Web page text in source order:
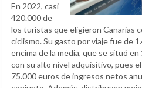
En 2022, casi
420.000 de
los turistas que eligieron Canarias
ciclismo. Su gasto por viaje fue de
encima de la media, que se situó
con su alto nivel adquisitivo, pues
75.000 euros de ingresos netos